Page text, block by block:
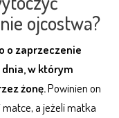
ojcostwa?
o zaprzeczenie
w którym
żonę.Powinien on
a jeżeli matka